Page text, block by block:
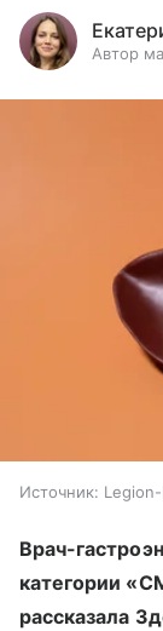
Автор
Источник:
Врач-
категории
рассказала